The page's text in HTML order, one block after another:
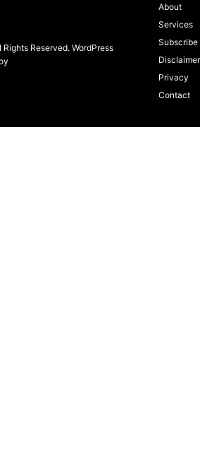
Reserved. WordPress
About
Services
Subscribe
Disclaimer
Privacy
Contact